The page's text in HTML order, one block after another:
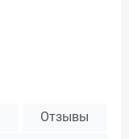
Отзывы